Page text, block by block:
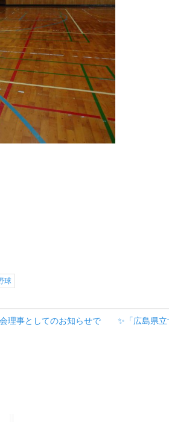
球
理事としてのお知らせで
✨「広島県